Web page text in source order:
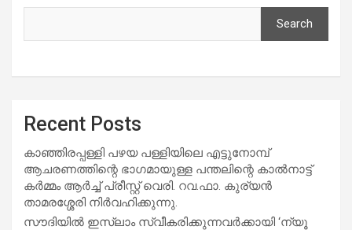
Search
Recent Posts
കാഞ്ഞിരപ്പള്ളി പഴയ പള്ളിയിലെ എട്ടുനോമ്പ്
ആചരണത്തിന്റെ ഭാഗമായുള്ള പന്തലിന്റെ കാൽനാട്ട്
കർമ്മം ആർച്ച് പ്രീസ്റ്റ് വെരി. റവ.ഫാ. കുര്യൻ
താമരശ്ശേരി നിർവഹിക്കുന്നു.
സൗദിയില്‍ ഇസ്‌ലാം സ്വീകരിക്കുന്നവര്‍ക്കായി ‘ന്യൂ